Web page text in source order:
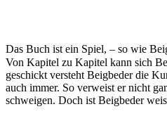
Das Buch ist ein Spiel, – so wie
Von Kapitel zu Kapitel kann sich
geschickt versteht Beigbeder die
auch immer. So verweist er nicht
schweigen. Doch ist Beigbeder